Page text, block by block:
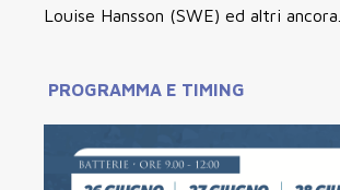
Louise Hansson (SWE) ed altri ancora.
PROGRAMMA E TIMING